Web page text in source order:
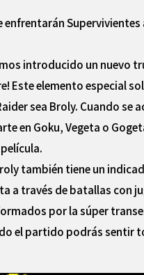
enfrentarán Supervivientes
introducido un nuevo
Este elemento especial
sea Broly. Cuando se
en Goku, Vegeta o
también tiene un
a través de batallas con
por la súper
el partido podrás sentir